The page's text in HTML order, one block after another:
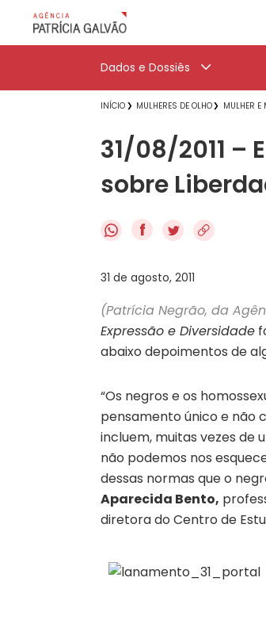
Dados e Dossiês
INÍCIO MULHERES DE OLHO MULHER E
31/08/2011
sobre
f
31 de agosto, 2011
(Patrícia Negrão, da
Expressão e Diversidade
abaixo depoimentos de
“Os negros e os
pensamento único e não
incluem, muitas vezes de
não podemos nos
dessas normas que o
Aparecida Bento,
diretora do Centro de